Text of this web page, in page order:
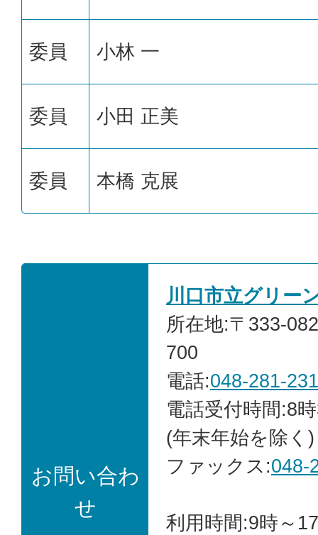
委員 小林 一
委員 小田 正美
委員 本橋 克展
お問い合わ
せ
川口市立グリー
所在地:〒333-
700
電話:048-281-
電話受付時間:8
(年末年始を除く)
ファックス:048-
利用時間:9時～